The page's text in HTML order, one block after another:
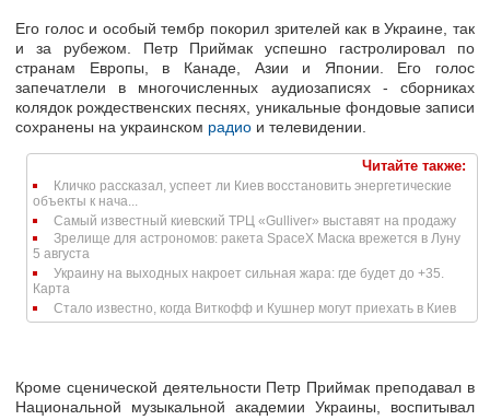
Его голос и особый тембр покорил зрителей как в Украине, так
и за рубежом. Петр Приймак успешно гастролировал по
странам Европы, в Канаде, Азии и Японии. Его голос
запечатлели в многочисленных аудиозаписях - сборниках
колядок рождественских песнях, уникальные фондовые записи
сохранены на украинском радио и телевидении.
Читайте также:
Кличко рассказал, успеет ли Киев восстановить энергетические
объекты к нача...
Самый известный киевский ТРЦ «Gulliver» выставят на продажу
Зрелище для астрономов: ракета SpaceX Маска врежется в Луну
5 августа
Украину на выходных накроет сильная жара: где будет до +35.
Карта
Стало известно, когда Виткофф и Кушнер могут приехать в Киев
Кроме сценической деятельности Петр Приймак преподавал в
Национальной музыкальной академии Украины, воспитывал